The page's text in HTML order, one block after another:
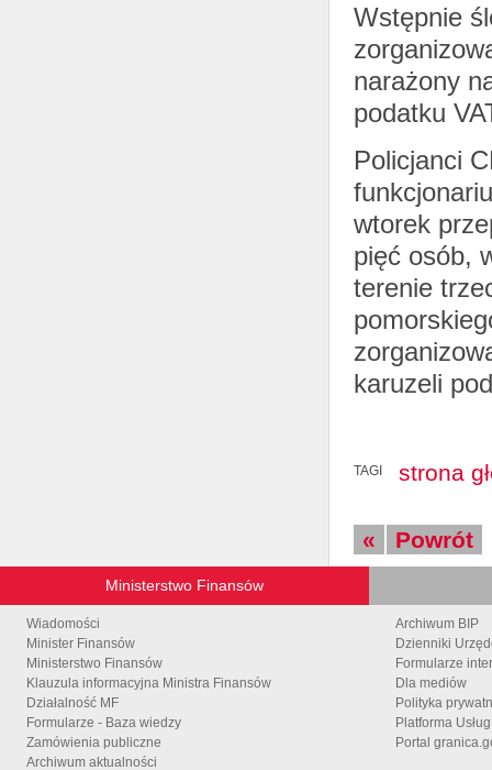
Wstępnie
narażony
podatku
Policjanci
wtorek
pięć osób,
terenie
karuzeli
TAGI strona
« Powrót
Ministerstwo Finansów
Wiadomości
Minister Finansów
Ministerstwo Finansów
Klauzula informacyjna Ministra Finansów
Działalność MF
Formularze - Baza wiedzy
Zamówienia publiczne
Archiwum aktualności
Archiwum BIP
Dzienniki
Formularze
Dla mediów
Polityka
Platforma
Portal